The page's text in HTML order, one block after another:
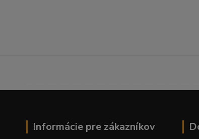
Informácie pre zákazníkov